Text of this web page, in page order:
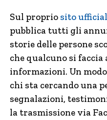
Sul proprio sito
pubblica tutti gli
storie delle persone
che qualcuno si
informazioni. Un
chi sta cercando una
segnalazioni,
la trasmissione via